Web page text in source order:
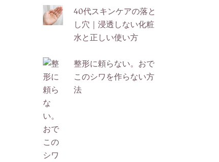
40代スキンケアの落と
し穴｜浸透しない化粧
水と正しい使い方
整形に頼らない。おで
このシワを作らない方
法